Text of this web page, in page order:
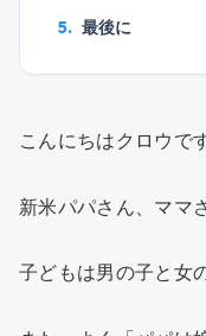
最後に
こんにちはクロウで
新米パパさん、ママ
子どもは男の子と女